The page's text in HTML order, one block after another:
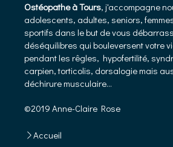
Ostéopathe à Tours, j'accompagne
adolescents, adultes, seniors,
sportifs dans le but de vous
déséquilibres qui bouleversent votre
pendant les rêgles, hypofertilité,
carpien, torticolis, dorsalogie mais
déchirure musculaire...
©2019 Anne-Claire Rose
Accueil